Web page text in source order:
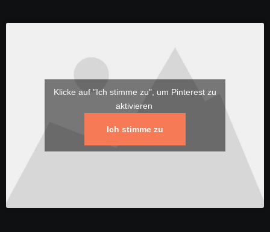
Klicke auf "Ich stimme zu", um Pinterest zu
aktivieren
Ich stimme zu